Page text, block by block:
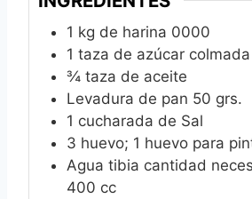
1 kg de harina 0000
1 taza de azúcar colmada
¾ taza de aceite
Levadura de pan 50 grs.
1 cucharada de Sal
3 huevo; 1 huevo para
Agua tibia cantidad
400 cc